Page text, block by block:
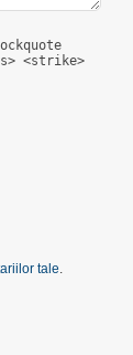
<strike>
tale.